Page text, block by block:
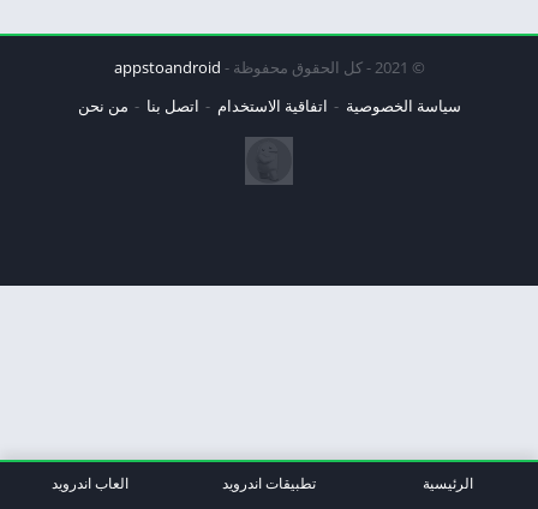
© 2021 - كل الحقوق محفوظة -
appstoandroid
سياسة الخصوصية
اتفاقية الاستخدام اتصل بنا من نحن
الرئيسية تطبيقات اندرويد العاب اندرويد